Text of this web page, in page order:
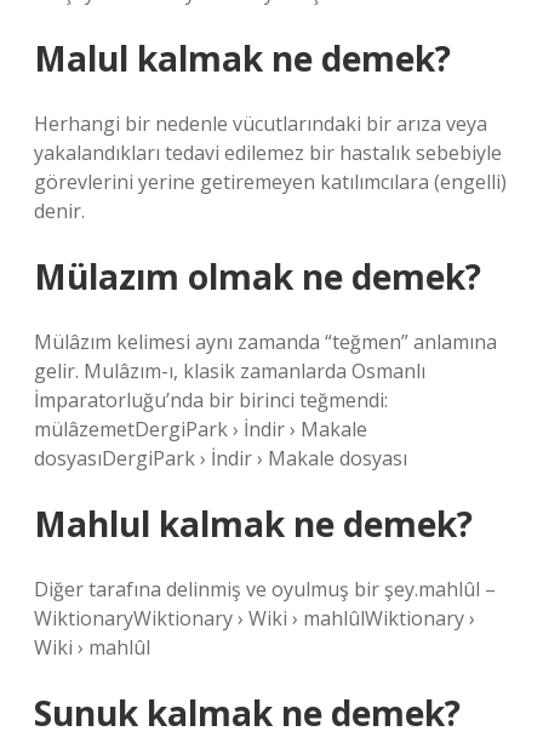
Malul kalmak ne demek?
Herhangi bir nedenle vücutlarındaki bir arıza veya
yakalandıkları tedavi edilemez bir hastalık sebebiyle
görevlerini yerine getiremeyen katılımcılara (engelli)
denir.
Mülazım olmak ne demek?
Mülâzım kelimesi aynı zamanda “teğmen” anlamına
gelir. Mulâzım-ı, klasik zamanlarda Osmanlı
İmparatorluğu’nda bir birinci teğmendi:
mülâzemetDergiPark › İndir › Makale
dosyasıDergiPark › İndir › Makale dosyası
Mahlul kalmak ne demek?
Diğer tarafına delinmiş ve oyulmuş bir şey.mahlûl –
WiktionaryWiktionary › Wiki › mahlûlWiktionary ›
Wiki › mahlûl
Sunuk kalmak ne demek?